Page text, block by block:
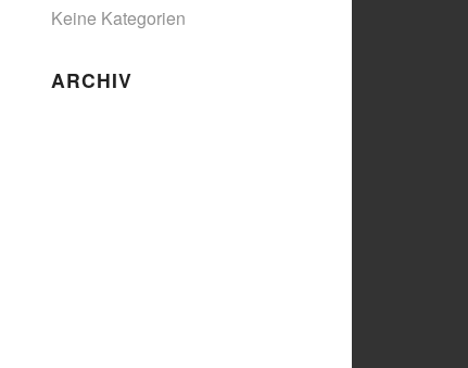
Keine Kategorien
ARCHIV